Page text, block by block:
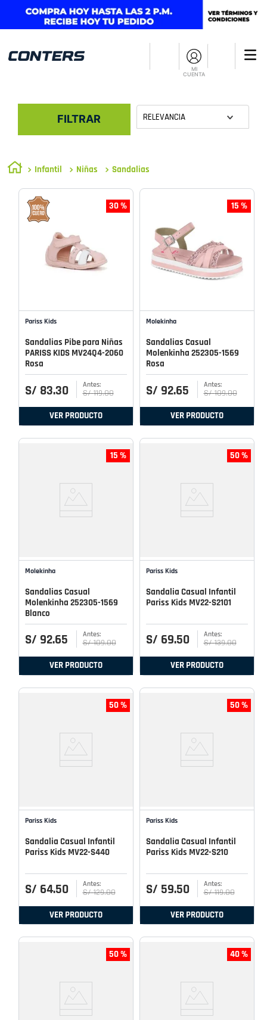
MI
CUENTA
FILTRAR RELEVANCIA
Infantil Niñas Sandalias
30 %
Pariss Kids
Sandalias Pibe para Niñas
PARISS KIDS MV24Q4-2060
Rosa
S/ 83.30 S/ 119.00
VER PRODUCTO
15 %
Molekinha
Sandalias Casual
Molenkinha 252305-1569
Rosa
S/ 92.65 S/ 109.00
VER PRODUCTO
15 %
Molekinha
Sandalias Casual
Molenkinha 252305-1569
Blanco
S/ 92.65 S/ 109.00
VER PRODUCTO
50 %
Pariss Kids
Sandalia Casual Infantil
Pariss Kids MV22-S2101
S/ 69.50 S/ 139.00
VER PRODUCTO
50 %
Pariss Kids
Sandalia Casual Infantil
Pariss Kids MV22-S440
S/ 64.50 S/ 129.00
VER PRODUCTO
50 %
Pariss Kids
Sandalia Casual Infantil
Pariss Kids MV22-S210
S/ 59.50 S/ 119.00
VER PRODUCTO
50 % 40 %